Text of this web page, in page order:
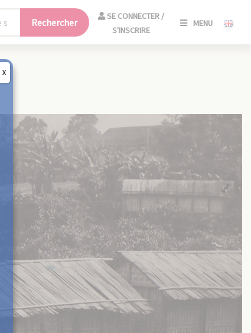
Rechercher
SE CONNECTER /
S'INSCRIRE
MENU
X